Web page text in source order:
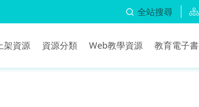
全站搜尋
架資源 資源分類 Web教學資源 教育電子書